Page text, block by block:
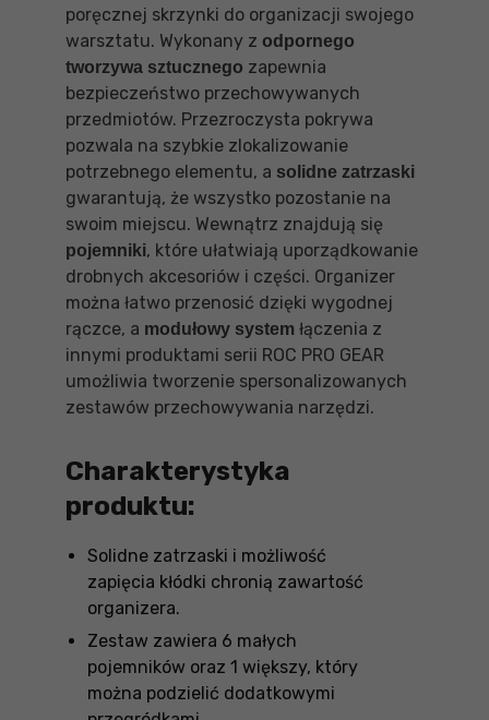
poręcznej skrzynki do organizacji swojego
warsztatu. Wykonany z odpornego
tworzywa sztucznego zapewnia
bezpieczeństwo przechowywanych
przedmiotów. Przezroczysta pokrywa
pozwala na szybkie zlokalizowanie
potrzebnego elementu, a solidne zatrzaski
gwarantują, że wszystko pozostanie na
swoim miejscu. Wewnątrz znajdują się
pojemniki, które ułatwiają uporządkowanie
drobnych akcesoriów i części. Organizer
można łatwo przenosić dzięki wygodnej
rączce, a modułowy system łączenia z
innymi produktami serii ROC PRO GEAR
umożliwia tworzenie spersonalizowanych
zestawów przechowywania narzędzi.
Charakterystyka
produktu:
Solidne zatrzaski i możliwość
zapięcia kłódki chronią zawartość
organizera.
Zestaw zawiera 6 małych
pojemników oraz 1 większy, który
można podzielić dodatkowymi